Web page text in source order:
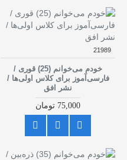
21989
خودم می‌خوانم (25) قوری /
فارسی‌آموز برای کلاس اولی‌ها /
نشر افق
75,000 تومان